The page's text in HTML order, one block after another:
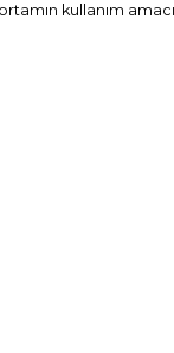
kullanım